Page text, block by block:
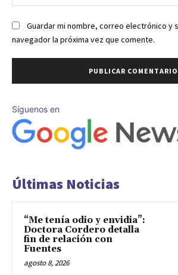
Guardar mi nombre, correo electrónico y
navegador la próxima vez que comente.
Síguenos en
Últimas Noticias
“Me tenía odio y envidia”:
Doctora Cordero detalla
fin de relación con
Fuentes
agosto 8, 2026